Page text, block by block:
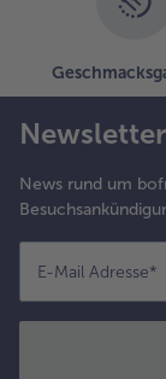
Newsletter
News rund um
E-Mail Adresse*